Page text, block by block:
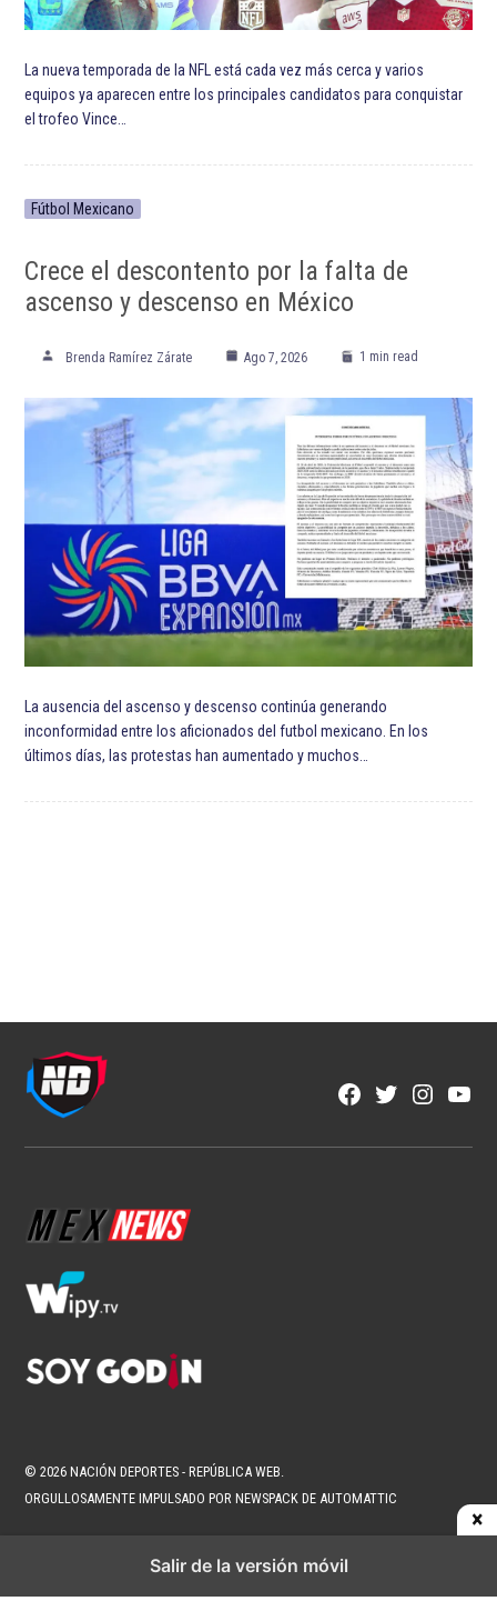
La nueva temporada de la NFL está cada vez más cerca y varios
equipos ya aparecen entre los principales candidatos para conquistar
el trofeo Vince…
Fútbol Mexicano
Crece el descontento por la falta de
ascenso y descenso en México
Brenda Ramírez Zárate Ago 7, 2026 1 min read
La ausencia del ascenso y descenso continúa generando
inconformidad entre los aficionados del futbol mexicano. En los
últimos días, las protestas han aumentado y muchos…
Facebook
Twitter
© 2026 NACIÓN DEPORTES - REPÚBLICA WEB.
ORGULLOSAMENTE IMPULSADO POR NEWSPACK DE AUTOMATTIC
Salir de la versión móvil